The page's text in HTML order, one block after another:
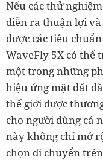
Nếu các thử
diễn ra thuận lợi
được các tiêu
WaveFly 5X có thể
một trong những
hiệu ứng mặt đất
thế giới được
cho người dùng cá
này không chỉ mở
chọn di chuyển